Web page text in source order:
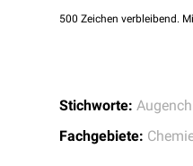
500 Zeichen verbleibend.
Stichworte:
Fachgebiete: